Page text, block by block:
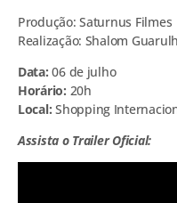
Produção: Saturnus
Realização: Shalom
Data: 06 de julho
Horário: 20h
Local: Shopping
Assista o Trailer Oficial: